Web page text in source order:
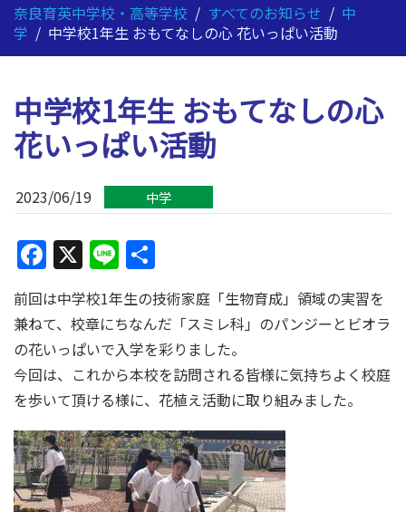
奈良育英中学校・高等学校 / すべてのお知らせ / 中
学 / 中学校1年生 おもてなしの心 花いっぱい活動
中学校1年生 おもてなしの心
花いっぱい活動
2023/06/19 中学
Facebook
X Line
有
前回は中学校1年生の技術家庭「生物育成」領域の実習を
兼ねて、校章にちなんだ「スミレ科」のパンジーとビオラ
の花いっぱいで入学を彩りました。
今回は、これから本校を訪問される皆様に気持ちよく校庭
を歩いて頂ける様に、花植え活動に取り組みました。